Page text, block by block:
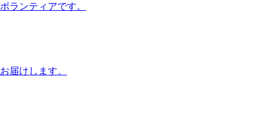
ランティアです。
届けします。